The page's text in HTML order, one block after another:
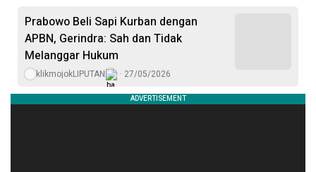
Prabowo Beli Sapi Kurban dengan
APBN, Gerindra: Sah dan Tidak
Melanggar Hukum
klikmojokLIPUTAN 27/05/2026